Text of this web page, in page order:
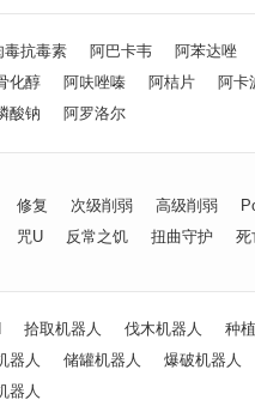
毒抗毒素 阿巴卡韦
阿苯达唑
化醇
阿呋唑嗪 阿桔片
阿卡
酸钠
阿罗洛尔
修复 次级削弱 高级削弱
咒U 反常之饥 扭曲守护 死
拾取机器人 伐木机器人
种
器人
储罐机器人
爆破机器人
器人